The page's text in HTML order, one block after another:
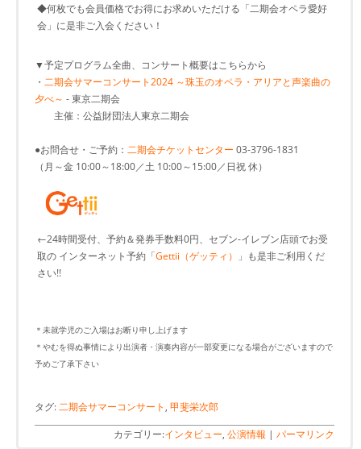
◆何枚でも会員価格でお得にお求めいただける「二期会オペラ愛好
会」に是非ご入会ください！
▼予定プログラム全曲、コンサート概要はこちらから
・ 二期会サマーコンサート2024 ～珠玉のオペラ・アリアと声楽曲の
夕べ～ - 東京二期会
主催：公益財団法人東京二期会
●お問合せ・ご予約： 二期会チケットセンター 03-3796-1831
（月～金 10:00～18:00／土 10:00～15:00／日祝 休）
←24時間受付、予約＆発券手数料0円、セブン-イレブン店頭でお受
取の インターネット予約「Gettii（ゲッティ）
」も是非ご利用くだ
さい!!
＊未就学児のご入場はお断り申し上げます
＊やむを得ぬ事情により出演者・演奏内容が一部変更になる場合がございますので
予めご了承下さい
タグ:二期会サマーコンサート , 甲斐栄次郎
カテゴリー:インタビュー, 公演情報 | パーマリンク